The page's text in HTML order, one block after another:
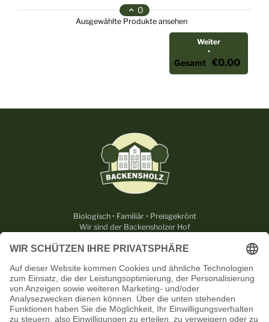
Ausgewählte Produkte ansehen
Weiter
•
Gesamt €0.00
0
Biologisch • Familiär • Preisgekrönt
Wir sind der Backensholzer Hof
NÜTZLICHES